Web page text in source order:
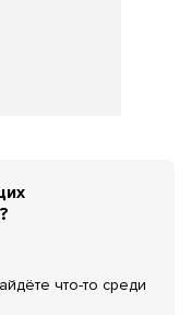
что-то среди